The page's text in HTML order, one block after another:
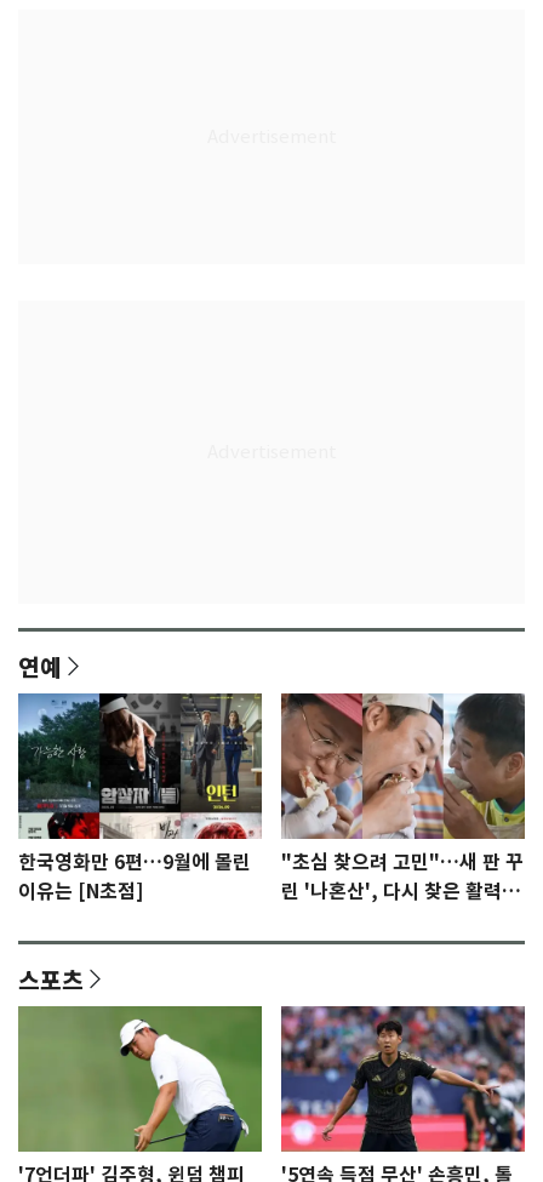
연예
한국영화만 6편…9월에 몰린
이유는 [N초점]
"초심 찾으려 고민"…새 판 꾸
린 '나혼산', 다시 찾은 활력
스포츠
'7언더파' 김주형, 윈덤 챔피
'5연속 득점 무산' 손흥민, 톨